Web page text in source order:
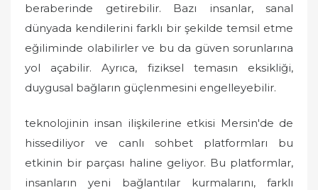
beraberinde getirebilir. Bazı insanlar, sanal
dünyada kendilerini farklı bir şekilde temsil etme
eğiliminde olabilirler ve bu da güven sorunlarına
yol açabilir. Ayrıca, fiziksel temasın eksikliği,
duygusal bağların güçlenmesini engelleyebilir.
teknolojinin insan ilişkilerine etkisi Mersin'de de
hissediliyor ve canlı sohbet platformları bu
etkinin bir parçası haline geliyor. Bu platformlar,
insanların yeni bağlantılar kurmalarını, farklı